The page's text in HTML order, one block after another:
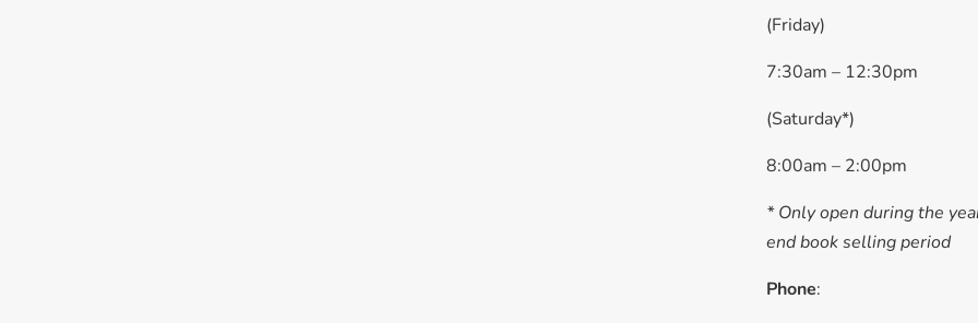
(Friday)
7:30am – 12:30pm
(Saturday*)
8:00am – 2:00pm
* Only open during the
end book selling period
Phone: